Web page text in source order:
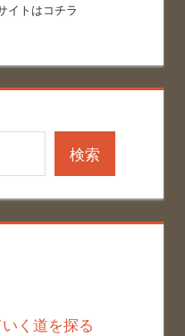
イトはコチラ
検索
く道を探る